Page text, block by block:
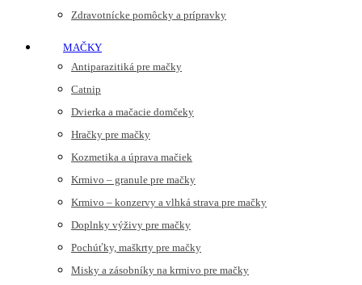
Zdravotnícke pomôcky a prípravky
MAČKY
Antiparazitiká pre mačky
Catnip
Dvierka a mačacie domčeky
Hračky pre mačky
Kozmetika a úprava mačiek
Krmivo – granule pre mačky
Krmivo – konzervy a vlhká strava pre mačky
Doplnky výživy pre mačky
Pochúťky, maškrty pre mačky
Misky a zásobníky na krmivo pre mačky